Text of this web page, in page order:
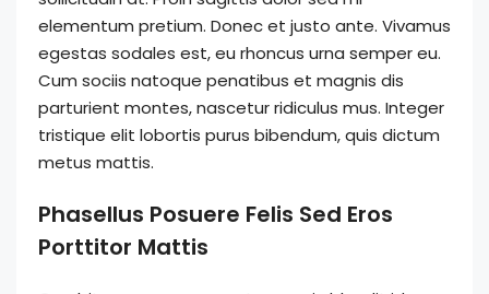
elementum pretium. Donec et justo ante. Vivamus
egestas sodales est, eu rhoncus urna semper eu.
Cum sociis natoque penatibus et magnis dis
parturient montes, nascetur ridiculus mus. Integer
tristique elit lobortis purus bibendum, quis dictum
metus mattis.
Phasellus Posuere Felis Sed Eros
Porttitor Mattis